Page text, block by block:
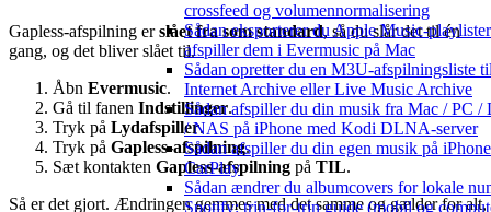
crossfeed og volumennormalisering
Sådan eksporterer du Apple Music-
afspiller dem i Evermusic på Mac
Sådan opretter du en M3U-afspilningsliste
Internet Archive eller Live Music Archive
Sådan afspiller du din musik fra Mac / PC /
/ NAS på iPhone med Kodi DLNA-server
Sådan afspiller du din egen musik på
CarPlay
Sådan ændrer du albumcovers for lokale
Spotify: trin-for-trin guide (mobil og
Gapless-afspilning erslået fra som standard, så du slår det til én
gang, og det bliver slået til.
Åbn Evermusic.
Gå til fanen Indstillinger.
Tryk på Lydafspiller.
Tryk på Gapless-afspilning.
Sæt kontakten Gapless-afspilning på TIL.
Så er det gjort. Ændringen gemmes med det samme og gælder for alt,